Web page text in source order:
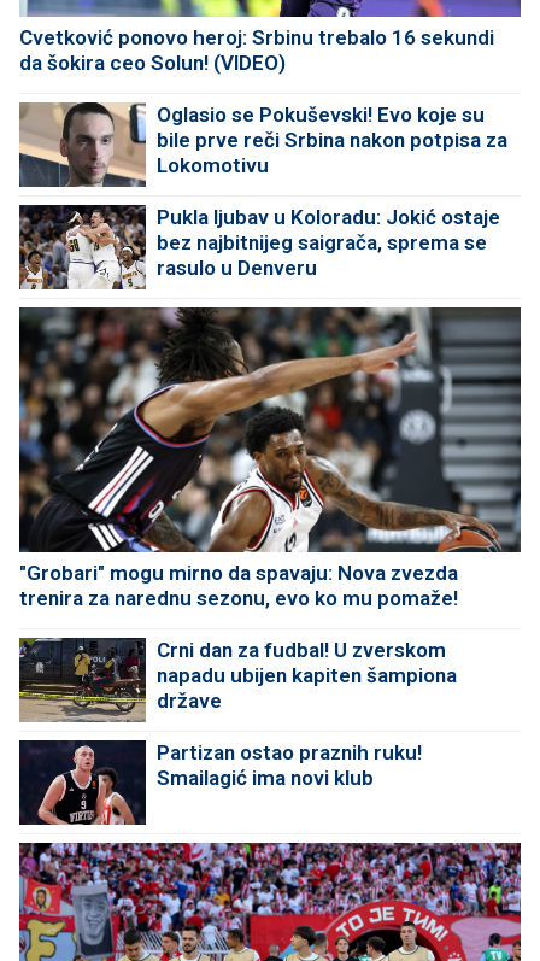
Cvetković ponovo heroj: Srbinu trebalo 16 sekundi
da šokira ceo Solun! (VIDEO)
Oglasio se Pokuševski! Evo koje su
bile prve reči Srbina nakon potpisa za
Lokomotivu
Pukla ljubav u Koloradu: Jokić ostaje
bez najbitnijeg saigrača, sprema se
rasulo u Denveru
"Grobari" mogu mirno da spavaju: Nova zvezda
trenira za narednu sezonu, evo ko mu pomaže!
Crni dan za fudbal! U zverskom
napadu ubijen kapiten šampiona
države
Partizan ostao praznih ruku!
Smailagić ima novi klub